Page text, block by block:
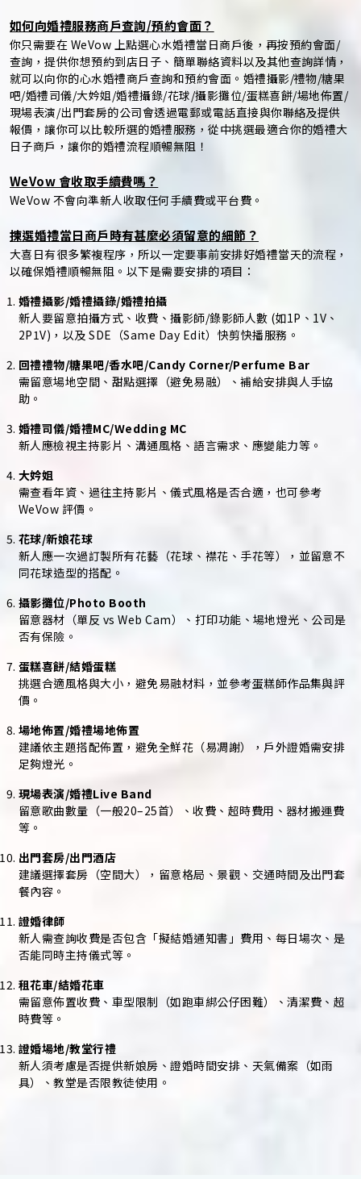
如何向婚禮服務商戶查詢/預約會面？
你只需要在 WeVow 上點選心水婚禮當日商戶後，再按預約會面/
查詢，提供你想預約到店日子、簡單聯絡資料以及其他查詢詳情，
就可以向你的心水婚禮商戶查詢和預約會面。婚禮攝影/禮物/糖果
吧/婚禮司儀/大妗姐/婚禮攝錄/花球/攝影攤位/蛋糕喜餅/場地佈置/
現場表演/出門套房的公司會透過電郵或電話直接與你聯絡及提供
報價，讓你可以比較所選的婚禮服務，從中挑選最適合你的婚禮大
日子商戶，讓你的婚禮流程順暢無阻！
WeVow 會收取手續費嗎？
WeVow 不會向準新人收取任何手續費或平台費。
揀選婚禮當日商戶時有甚麼必須留意的細節？
大喜日有很多繁複程序，所以一定要事前安排好婚禮當天的流程，
以確保婚禮順暢無阻。以下是需要安排的項目：
婚禮攝影/婚禮攝錄/婚禮拍攝
新人要留意拍攝方式、收費、攝影師/錄影師人數 (如1P、1V、
2P1V)，以及 SDE（Same Day Edit）快剪快播服務。
回禮禮物/糖果吧/香水吧/Candy Corner/Perfume Bar
需留意場地空間、甜點選擇（避免易融）、補給安排與人手協
助。
婚禮司儀/婚禮MC/Wedding MC
新人應檢視主持影片、溝通風格、語言需求、應變能力等。
大妗姐
需查看年資、過往主持影片、儀式風格是否合適，也可參考
WeVow 評價。
花球/新娘花球
新人應一次過訂製所有花藝（花球、襟花、手花等），並留意不
同花球造型的搭配。
攝影攤位/Photo Booth
留意器材（單反 vs Web Cam）、打印功能、場地燈光、公司是
否有保險。
蛋糕喜餅/結婚蛋糕
挑選合適風格與大小，避免易融材料，並參考蛋糕師作品集與評
價。
場地佈置/婚禮場地佈置
建議依主題搭配佈置，避免全鮮花（易凋謝），戶外證婚需安排
足夠燈光。
現場表演/婚禮Live Band
留意歌曲數量（一般20–25首）、收費、超時費用、器材搬運費
等。
出門套房/出門酒店
建議選擇套房（空間大），留意格局、景觀、交通時間及出門套
餐內容。
證婚律師
新人需查詢收費是否包含「擬結婚通知書」費用、每日場次、是
否能同時主持儀式等。
租花車/結婚花車
需留意佈置收費、車型限制（如跑車綁公仔困難）、清潔費、超
時費等。
證婚場地/教堂行禮
新人須考慮是否提供新娘房、證婚時間安排、天氣備案（如雨
具）、教堂是否限教徒使用。